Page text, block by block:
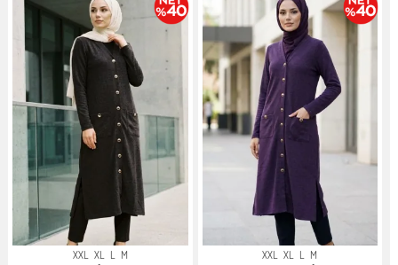
M
L
XL
XXL
M
L
XL
XXL